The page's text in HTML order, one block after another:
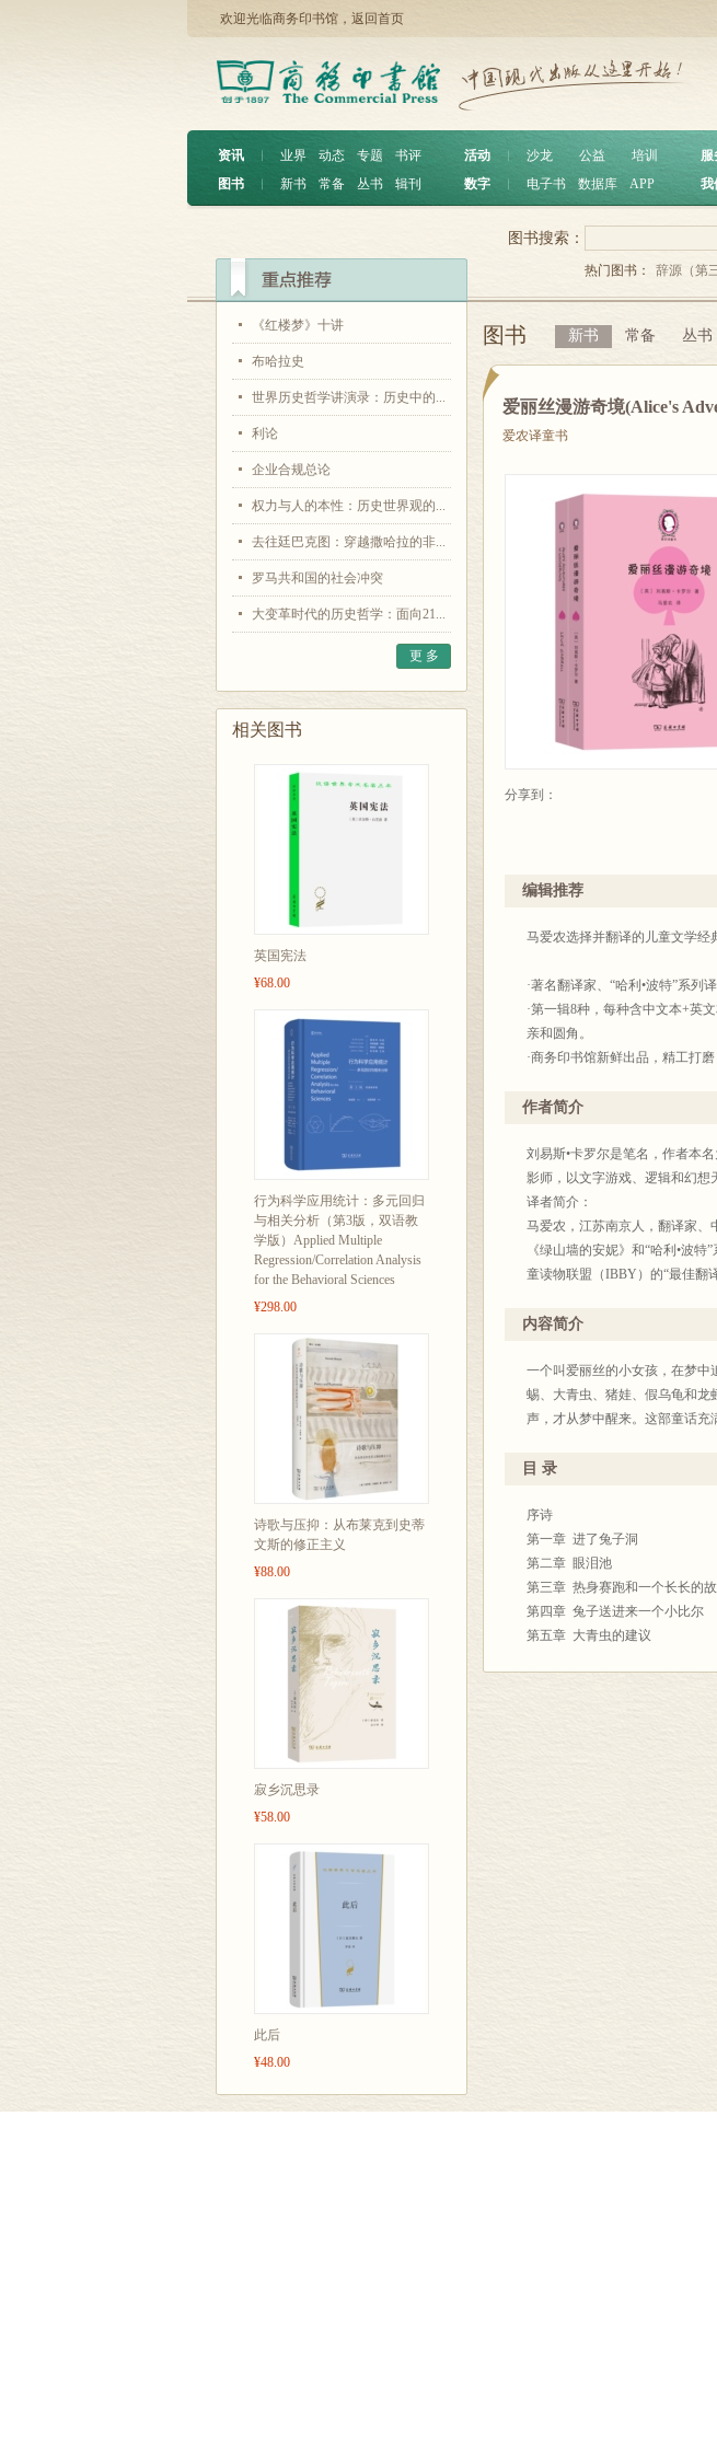
欢迎光临商务印书馆， 返回首页
资讯 ︱ 业界 动态 专题
书评
图书
︱ 新书 常备 丛书 辑刊
活动 沙龙 公益
培训
数字
电子书 数据库 APP
服
我
《红楼梦》十讲
布哈拉史
世界历史哲学讲演录：历史中的...
利论
企业合规总论
权力与人的本性：历史世界观的...
去往廷巴克图：穿越撒哈拉的非...
罗马共和国的社会冲突
大变革时代的历史哲学：面向21...
更 多
相关图书
英国宪法
¥68.00
行为科学应用统计：多元回归
与相关分析（第3版，双语教
学版）Applied Multiple
Regression/Correlation Analysis
for the Behavioral Sciences
¥298.00
诗歌与压抑：从布莱克到史蒂
文斯的修正主义
¥88.00
寂乡沉思录
¥58.00
此后
¥48.00
图书搜索：
热门图书： 辞源（第
图书 新书 常备 丛书
爱丽丝漫游奇境(Alice's
爱农译童书
分享到：
编辑推荐
马爱农选择并翻译的儿童文学经
·著名翻译家、“哈利•波特”系列
·第一辑8种，每种含中文本+英
亲和圆角。
·商务印书馆新鲜出品，精工打磨
这是一套全部由马爱农选译儿童
马》《大草原上的小木屋》《纳
篇，故事有趣，配有原版插图插
作者简介
刘易斯•卡罗尔是笔名，作者本
影师，以文字游戏、逻辑和幻想
译者简介：
马爱农，江苏南京人，翻译家、
《绿山墙的安妮》和“哈利•波
童读物联盟（IBBY）的“最佳翻译
内容简介
一个叫爱丽丝的小女孩，在梦中
蜴、大青虫、猪娃、假乌龟和
声，才从梦中醒来。这部童话充
目 录
序诗
第一章 进了兔子洞
第二章 眼泪池
第三章 热身赛跑和一个长长的
第四章 兔子送进来一个小比尔
第五章 大青虫的建议